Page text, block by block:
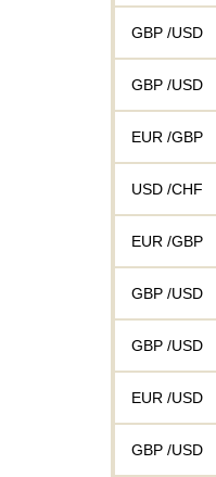
GBP /USD
GBP /USD
EUR /GBP
USD /CHF
EUR /GBP
GBP /USD
GBP /USD
EUR /USD
GBP /USD